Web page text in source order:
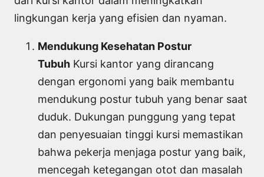
lingkungan kerja yang efisien dan nyaman.
Mendukung Kesehatan Postur
Tubuh Kursi kantor yang dirancang
dengan ergonomi yang baik membantu
mendukung postur tubuh yang benar saat
duduk. Dukungan punggung yang tepat
dan penyesuaian tinggi kursi memastikan
bahwa pekerja menjaga postur yang baik,
mencegah ketegangan otot dan masalah